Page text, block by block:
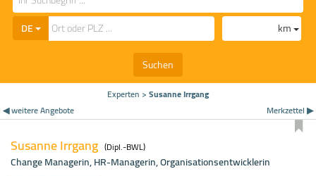
DE
km
Suchen
Experten >Susanne Irrgang
◀ weitere Angebote
Merkzettel ▶
Susanne Irrgang (Dipl.-BWL)
Change Managerin, HR-Managerin, Organisationsentwicklerin